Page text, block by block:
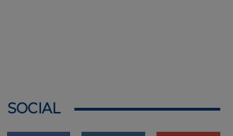
SOCIAL